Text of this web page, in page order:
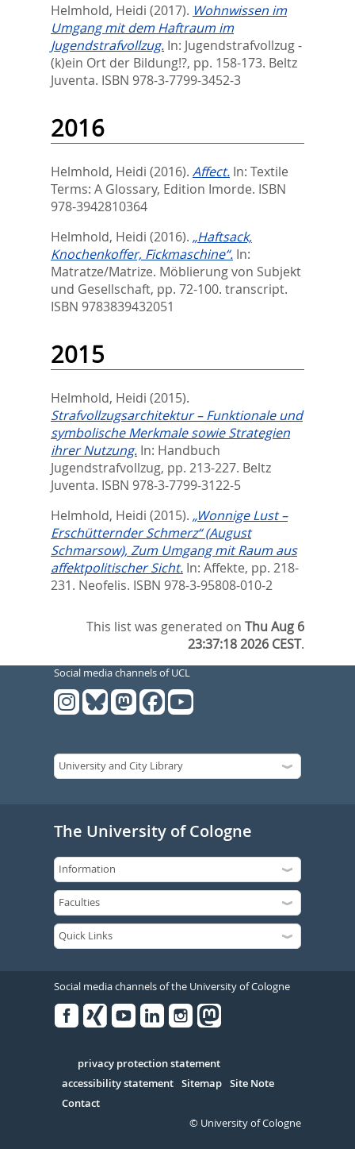
Helmhold, Heidi (2017). Wohnwissen im
Umgang mit dem Haftraum im
Jugendstrafvollzug. In: Jugendstrafvollzug -
(k)ein Ort der Bildung!?, pp. 158-173. Beltz
Juventa. ISBN 978-3-7799-3452-3
2016
Helmhold, Heidi (2016). Affect. In: Textile
Terms: A Glossary, Edition Imorde. ISBN
978-3942810364
Helmhold, Heidi (2016). „Haftsack,
Knochenkoffer, Fickmaschine“. In:
Matratze/Matrize. Möblierung von Subjekt
und Gesellschaft, pp. 72-100. transcript.
ISBN 9783839432051
2015
Helmhold, Heidi (2015).
Strafvollzugsarchitektur – Funktionale und
symbolische Merkmale sowie Strategien
ihrer Nutzung. In: Handbuch
Jugendstrafvollzug, pp. 213-227. Beltz
Juventa. ISBN 978-3-7799-3122-5
Helmhold, Heidi (2015). „Wonnige Lust –
Erschütternder Schmerz“ (August
Schmarsow), Zum Umgang mit Raum aus
affektpolitischer Sicht. In: Affekte, pp. 218-
231. Neofelis. ISBN 978-3-95808-010-2
This list was generated onThu Aug 6
23:37:18 2026 CEST.
Social media channels of UCL
The University of Cologne
Social media channels of the University of Cologne
Serivce
privacy protection statement
accessibility statement Sitemap Site Note
Contact
© University of Cologne